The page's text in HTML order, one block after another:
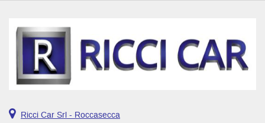
Antifurto • Autoradio • Autoradio digitale • Bluetooth • Bracciolo •
elettronico della corsia • Controllo trazione • Cruise Control • ESP •
Fari LED • Immobilizzatore elettronico • Regolazione elettrica sedili
• Sensore di luce • Sensore di pioggia • Sensori di parcheggio
posteriori • Sensori di parcheggio posteriori • Servosterzo •
Sospensioni pneumatiche • Specchietti laterali elettrici •
Telecamera per parcheggio assistito • Telecamera per parcheggio
Ricci Car Srl - Roccasecca